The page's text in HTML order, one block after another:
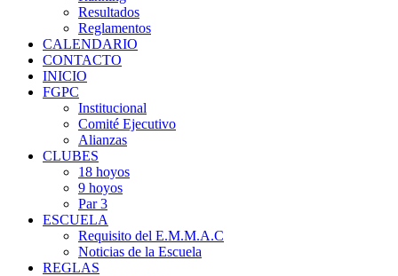
Resultados
Reglamentos
CALENDARIO
CONTACTO
INICIO
FGPC
Institucional
Comité Ejecutivo
Alianzas
CLUBES
18 hoyos
9 hoyos
Par 3
ESCUELA
Requisito del E.M.M.A.C
Noticias de la Escuela
REGLAS